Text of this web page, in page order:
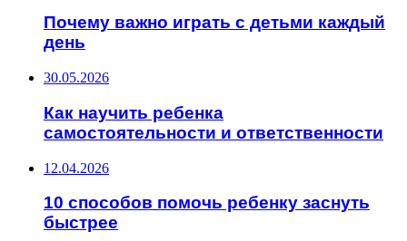
Почему важно играть с детьми каждый
день
30.05.2026
Как научить ребенка
самостоятельности и ответственности
12.04.2026
10 способов помочь ребенку заснуть
быстрее